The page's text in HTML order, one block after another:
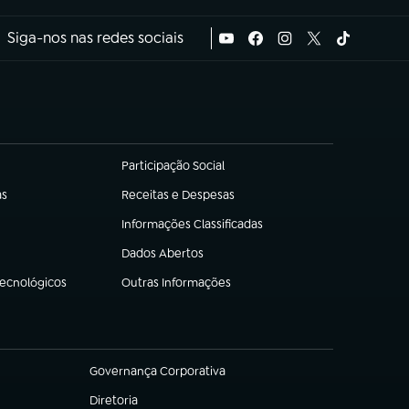
Siga-nos nas redes sociais
Participação Social
(abre em nova aba)
Receitas e Despesas
(abre em nova aba)
Informações Classificadas
(abre em nova aba)
Dados Abertos
(abre em nova aba)
Outras Informações
(abre em nova aba)
Governança Corporativa
(abre em nova aba)
Diretoria
(abre em nova aba)